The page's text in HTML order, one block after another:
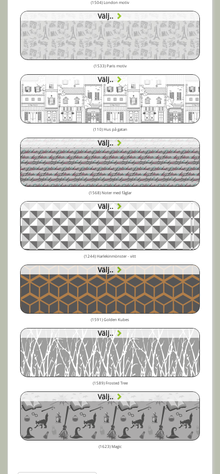
(1504) London motiv
Välj..
(1533) Paris motiv
Välj..
(110) Hus på gatan
Välj..
(1568) Noter med fåglar
Välj..
(1244) Harlekinmönster - vitt
Välj..
(1591) Golden Kubes
Välj..
(1589) Frosted Tree
Välj..
(1623) Magic